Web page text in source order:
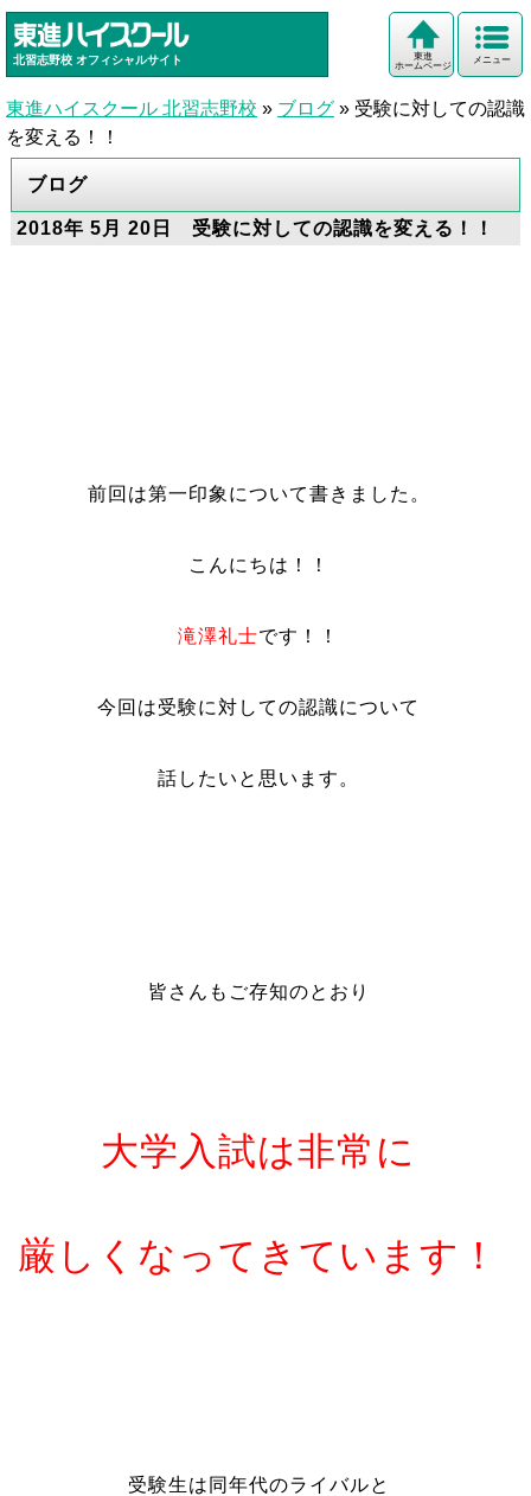
北習志野校 オフィシャルサイト メニュー
東進
ホームページ
東進ハイスクール 北習志野校 » ブログ » 受験に対しての認識
を変える！！
ブログ
2018年 5月 20日 受験に対しての認識を変える！！
前回は第一印象について書きました。
こんにちは！！
滝澤礼士です！！
今回は受験に対しての認識について
話したいと思います。
皆さんもご存知のとおり
大学入試は非常に
厳しくなってきています！
受験生は同年代のライバルと